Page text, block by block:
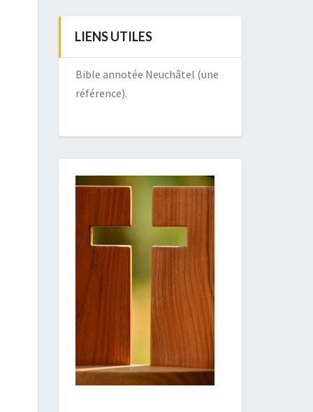
LIENS UTILES
Bible annotée Neuchâtel (une
référence).